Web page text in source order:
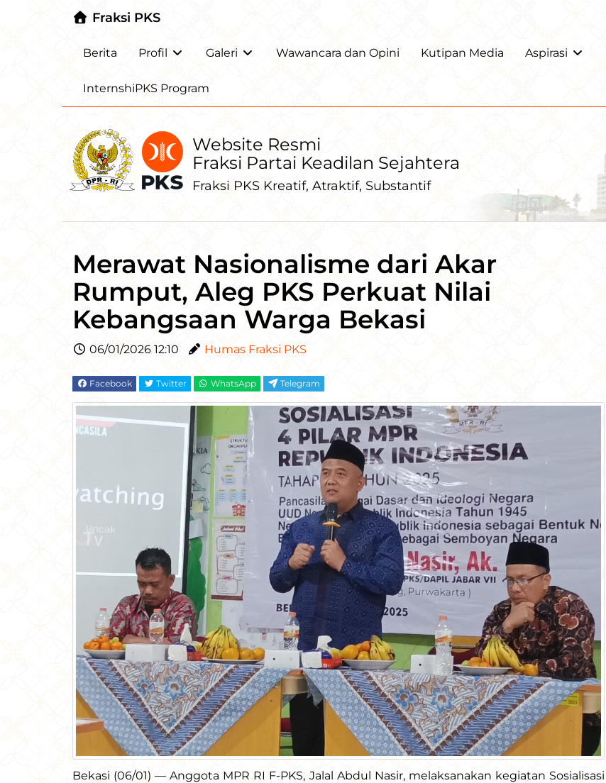
Fraksi PKS
Berita Profil Galeri Wawancara dan Opini Kutipan Media Aspirasi
InternshiPKS Program
Website Resmi
Fraksi Partai Keadilan Sejahtera
Fraksi PKS Kreatif, Atraktif, Substantif
Merawat Nasionalisme dari Akar
Rumput, Aleg PKS Perkuat Nilai
Kebangsaan Warga Bekasi
06/01/2026 12:10 Humas Fraksi PKS
Facebook Twitter WhatsApp Telegram
Bekasi (06/01) — Anggota MPR RI F-PKS, Jalal Abdul Nasir, melaksanakan kegiatan Sosialisasi